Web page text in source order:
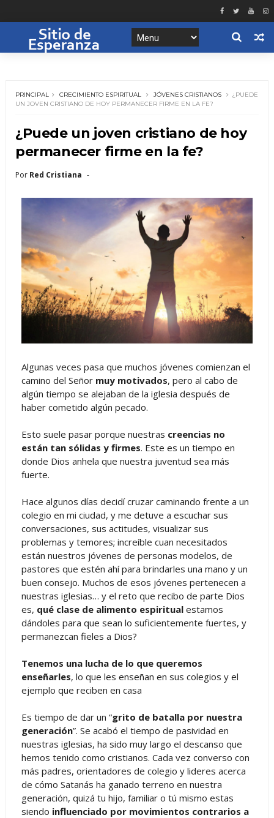
PRINCIPAL CRECIMIENTO ESPIRITUAL JÓVENES CRISTIANOS
¿PUEDE
UN JOVEN CRISTIANO DE HOY PERMANECER FIRME EN LA FE?
¿Puede un joven cristiano de hoy
permanecer firme en la fe?
Por Red Cristiana
Algunas veces pasa que muchos jóvenes comienzan el
camino del Señormuy motivados, pero al cabo de
algún tiempo se alejaban de la iglesia después de
haber cometido algún pecado.
Esto suele pasar porque nuestras creencias no
están tan sólidas y firmes. Este es un tiempo en
donde Dios anhela que nuestra juventud sea más
fuerte.
Hace algunos días decidí cruzar caminando frente a un
colegio en mi ciudad, y me detuve a escuchar sus
conversaciones, sus actitudes, visualizar sus
problemas y temores; increíble cuan necesitados
están nuestros jóvenes de personas modelos, de
pastores que estén ahí para brindarles una mano y un
buen consejo. Muchos de esos jóvenes pertenecen a
nuestras iglesias… y el reto que recibo de parte Dios
es, qué clase de alimento espiritual estamos
dándoles para que sean lo suficientemente fuertes, y
permanezcan fieles a Dios?
Tenemos una lucha de lo que queremos
enseñarles, lo que les enseñan en sus colegios y el
ejemplo que reciben en casa
Es tiempo de dar un “grito de batalla por nuestra
generación”. Se acabó el tiempo de pasividad en
nuestras iglesias, ha sido muy largo el descanso que
hemos tenido como cristianos. Cada vez converso con
más padres, orientadores de colegio y lideres acerca
de cómo Satanás ha ganado terreno en nuestra
generación, quizá tu hijo, familiar o tú mismo estas
siendo influenciado por movimientos contrarios a